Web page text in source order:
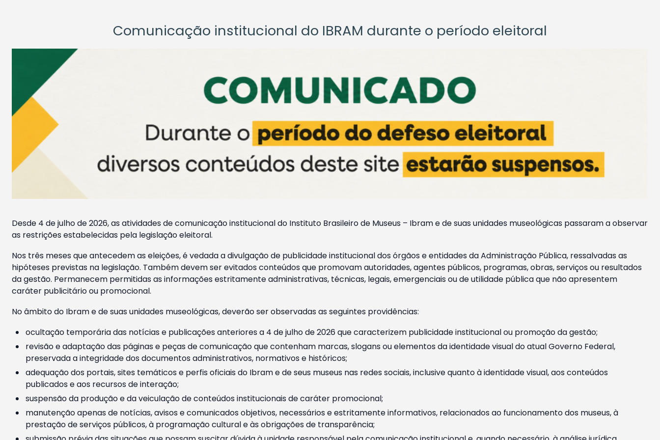
Comunicação institucional do IBRAM durante o período eleitoral
Desde 4 de julho de 2026, as atividades de comunicação institucional do Instituto Brasileiro de Museus – Ibram e de suas unidades museológicas passaram a observar
as restrições estabelecidas pela legislação eleitoral.
Nos três meses que antecedem as eleições, é vedada a divulgação de publicidade institucional dos órgãos e entidades da Administração Pública, ressalvadas as
hipóteses previstas na legislação. Também devem ser evitados conteúdos que promovam autoridades, agentes públicos, programas, obras, serviços ou resultados
da gestão. Permanecem permitidas as informações estritamente administrativas, técnicas, legais, emergenciais ou de utilidade pública que não apresentem
caráter publicitário ou promocional.
No âmbito do Ibram e de suas unidades museológicas, deverão ser observadas as seguintes providências:
ocultação temporária das notícias e publicações anteriores a 4 de julho de 2026 que caracterizem publicidade institucional ou promoção da gestão;
revisão e adaptação das páginas e peças de comunicação que contenham marcas, slogans ou elementos da identidade visual do atual Governo Federal,
preservada a integridade dos documentos administrativos, normativos e históricos;
adequação dos portais, sites temáticos e perfis oficiais do Ibram e de seus museus nas redes sociais, inclusive quanto à identidade visual, aos conteúdos
publicados e aos recursos de interação;
suspensão da produção e da veiculação de conteúdos institucionais de caráter promocional;
manutenção apenas de notícias, avisos e comunicados objetivos, necessários e estritamente informativos, relacionados ao funcionamento dos museus, à
prestação de serviços públicos, à programação cultural e às obrigações de transparência;